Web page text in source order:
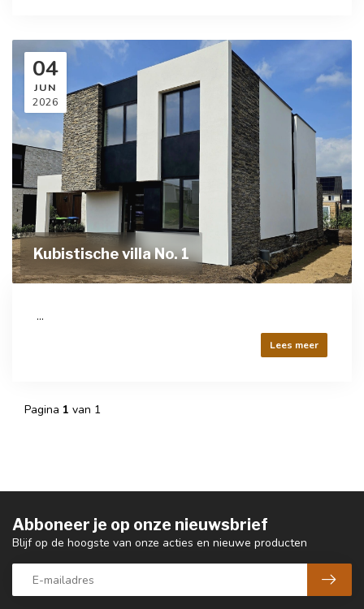
04
JUN
2026
Kubistische villa No. 1
...
Lees meer
Pagina 1 van 1
Abboneer je op onze nieuwsbrief
Blijf op de hoogste van onze acties en nieuwe producten